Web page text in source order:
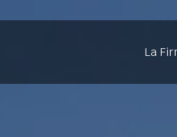
La